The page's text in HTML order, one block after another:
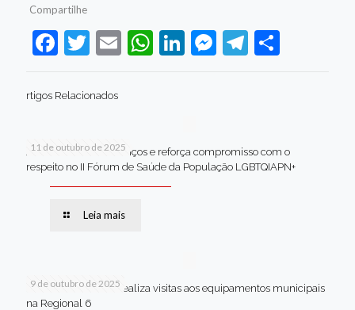
Compartilhe
Facebook
Twitter
EmailWhatsApp
LinkedIn
Messenger
Telegram
Share
rtigos Relacionados
11 de outubro de 2025
Jaboatão celebra avanços e reforça compromisso com o
respeito no II Fórum de Saúde da População LGBTQIAPN+
Leia mais
9 de outubro de 2025
Van dos secretários realiza visitas aos equipamentos municipais
na Regional 6